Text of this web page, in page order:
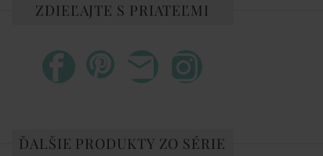
ZDIEĽAJTE S PRIATEĽMI
ĎALŠIE PRODUKTY ZO SÉRIE